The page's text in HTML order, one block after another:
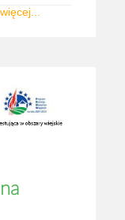
więcej...